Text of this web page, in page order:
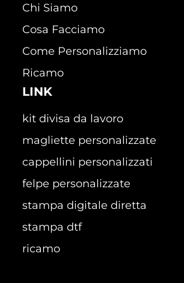
Chi Siamo
Cosa Facciamo
Come Personalizziamo
Ricamo
LINK
kit divisa da lavoro
magliette personalizzate
cappellini personalizzati
felpe personalizzate
stampa digitale diretta
stampa dtf
ricamo